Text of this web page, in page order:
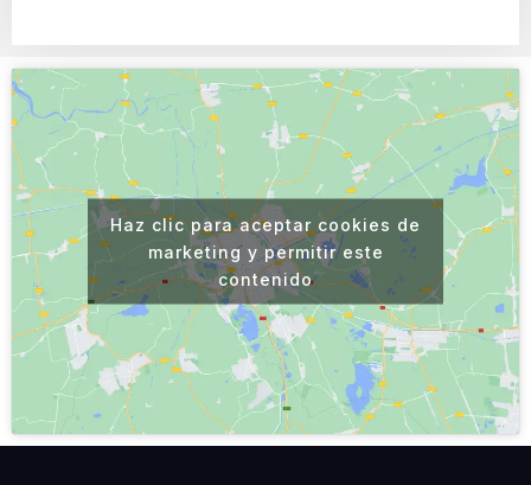
Haz clic para aceptar cookies de
marketing y permitir este
contenido